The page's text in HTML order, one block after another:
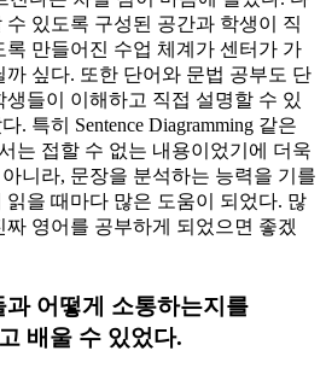
있도록 구성된 공간과 학생이 직
만들어진 수업 체계가 센터가 가
싶다. 또한 단어와 문법 공부도 단
들이 이해하고 직접 설명할 수 있
. 특히 Sentence Diagramming 같은
는 접할 수 없는 내용이었기에 더욱
니라, 문장을 분석하는 능력을 기를
을 때마다 많은 도움이 되었다. 많
영어를 공부하게 되었으면 좋겠
과 어떻게 소통하는지를
배울 수 있었다.